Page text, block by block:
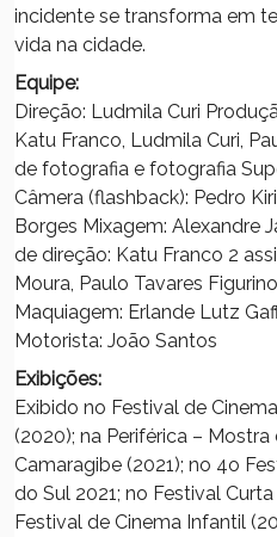
incidente se transforma em
vida na cidade.
Equipe:
Direção: Ludmila Curi
Katu Franco, Ludmila Curi,
de fotografia e fotografia
Câmera (flashback): Pedro
Borges Mixagem: Alexandre
de direção: Katu Franco 2
Moura, Paulo Tavares
Maquiagem: Erlande Lutz
Motorista: João Santos
Exibições:
Exibido no Festival de
(2020); na Periférica – Mostra
Camaragibe (2021); no 4o
do Sul 2021; no Festival
Festival de Cinema Infantil